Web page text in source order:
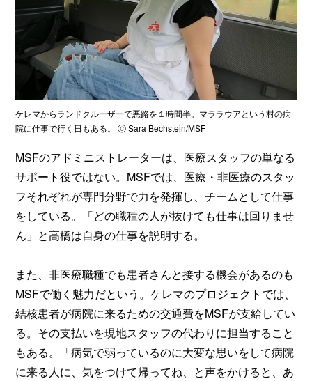
ケレマからランドクルーザーで悪路を１時間半。マララウアという村の病
院に仕事で行く日もある。 ⓒ Sara Bechstein/MSF
MSFのアドミニストレーターは、医療スタッフの単なる
サポート役ではない。MSFでは、医療・非医療のスタッ
フそれぞれが専門分野で力を発揮し、チームとして仕事
をしている。「どの職種の人が抜けても仕事は回りませ
ん」と高橋は自身の仕事を説明する。
また、非医療職種でも患者さんと接する機会があるのも
MSFで働く魅力だという。ケレマのプロジェクトでは、
結核患者が病院に来るための交通費をMSFが支給してい
る。その支払いを現地スタッフの代わりに担当すること
もある。「病気で弱っているのに大変な思いをして病院
に来る人に、気をつけて帰ってね、と声をかけると、あ